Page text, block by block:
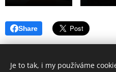
Share
Je to tak, i my používáme